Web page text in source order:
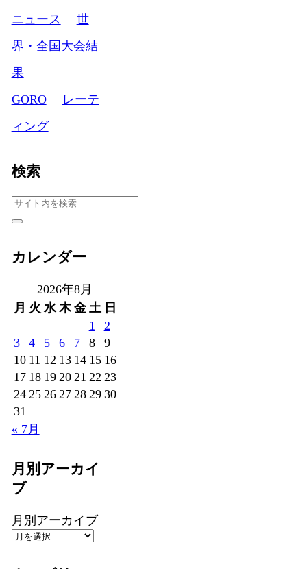
ニュース
世
界・全国大会結
果
GORO
レーテ
ィング
検索
カレンダー
2026年8月
月 火 水 木 金 土 日
1
2
3
4 5 6 7 8
9
10 11 12 13 14 15 16
17 18 19 20 21 22 23
24 25 26 27 28 29 30
31
« 7月
月別アーカイ
ブ
月別アーカイブ